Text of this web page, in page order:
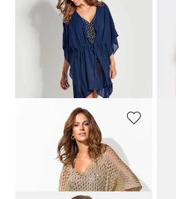
Strandblouse
49,95 €
Laagste prijs van de afgelopen 30
dagen**: 39,96 €
(-12%)
Poncho in gehaakte look
179,95 €